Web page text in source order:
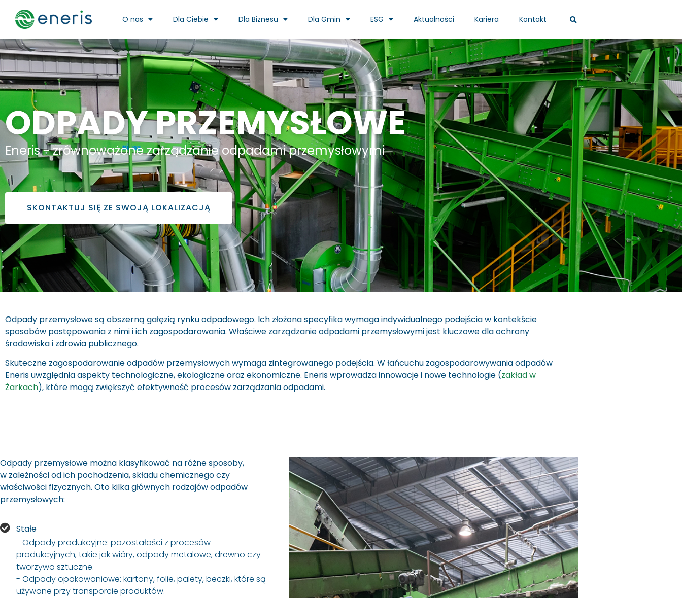
O nas Dla Ciebie Dla Biznesu Dla Gmin ESG Aktualności Kariera Kontakt
ODPADY PRZEMYSŁOWE
Eneris - zrównoważone zarządzanie odpadami przemysłowymi
SKONTAKTUJ SIĘ ZE SWOJĄ LOKALIZACJĄ
Odpady przemysłowe są obszerną gałęzią rynku odpadowego. Ich złożona specyfika wymaga indywidualnego podejścia w kontekście
sposobów postępowania z nimi i ich zagospodarowania. Właściwe zarządzanie odpadami przemysłowymi jest kluczowe dla ochrony
środowiska i zdrowia publicznego.
Skuteczne zagospodarowanie odpadów przemysłowych wymaga zintegrowanego podejścia. W łańcuchu zagospodarowywania odpadów
Eneris uwzględnia aspekty technologiczne, ekologiczne oraz ekonomiczne. Eneris wprowadza innowacje i nowe technologie (zakład w
Żarkach), które mogą zwiększyć efektywność procesów zarządzania odpadami.
Odpady przemysłowe można klasyfikować na różne sposoby,
w zależności od ich pochodzenia, składu chemicznego czy
właściwości fizycznych. Oto kilka głównych rodzajów odpadów
przemysłowych:
Stałe
- Odpady produkcyjne: pozostałości z procesów
produkcyjnych, takie jak wióry, odpady metalowe, drewno czy
tworzywa sztuczne.
- Odpady opakowaniowe: kartony, folie, palety, beczki, które są
używane przy transporcie produktów.